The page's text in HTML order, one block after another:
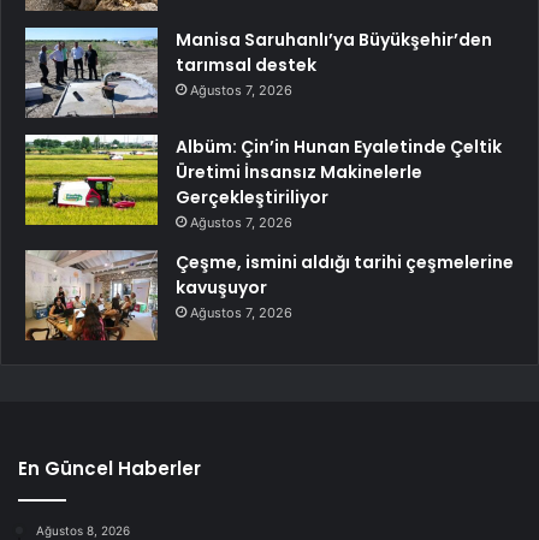
Manisa Saruhanlı’ya Büyükşehir’den
tarımsal destek
Ağustos 7, 2026
Albüm: Çin’in Hunan Eyaletinde Çeltik
Üretimi İnsansız Makinelerle
Gerçekleştiriliyor
Ağustos 7, 2026
Çeşme, ismini aldığı tarihi çeşmelerine
kavuşuyor
Ağustos 7, 2026
En Güncel Haberler
Ağustos 8, 2026